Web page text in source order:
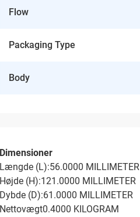
Flow
Packaging Type
Body
Dimensioner
Længde (L):56.0000 MILLIMETER
Højde (H):121.0000 MILLIMETER
Dybde (D):61.0000 MILLIMETER
Nettovægt0.4000 KILOGRAM